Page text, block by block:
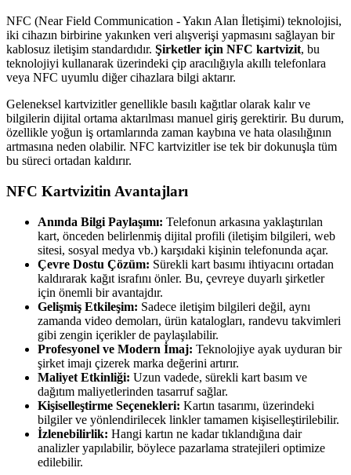
NFC (Near Field Communication - Yakın Alan İletişimi) teknolojisi,
iki cihazın birbirine yakınken veri alışverişi yapmasını sağlayan bir
kablosuz iletişim standardıdır. Şirketler için NFC kartvizit, bu
teknolojiyi kullanarak üzerindeki çip aracılığıyla akıllı telefonlara
veya NFC uyumlu diğer cihazlara bilgi aktarır.
Geleneksel kartvizitler genellikle basılı kağıtlar olarak kalır ve
bilgilerin dijital ortama aktarılması manuel giriş gerektirir. Bu durum,
özellikle yoğun iş ortamlarında zaman kaybına ve hata olasılığının
artmasına neden olabilir. NFC kartvizitler ise tek bir dokunuşla tüm
bu süreci ortadan kaldırır.
NFC Kartvizitin Avantajları
Anında Bilgi Paylaşımı: Telefonun arkasına yaklaştırılan
kart, önceden belirlenmiş dijital profili (iletişim bilgileri, web
sitesi, sosyal medya vb.) karşıdaki kişinin telefonunda açar.
Çevre Dostu Çözüm: Sürekli kart basımı ihtiyacını ortadan
kaldırarak kağıt israfını önler. Bu, çevreye duyarlı şirketler
için önemli bir avantajdır.
Gelişmiş Etkileşim: Sadece iletişim bilgileri değil, aynı
zamanda video demoları, ürün katalogları, randevu takvimleri
gibi zengin içerikler de paylaşılabilir.
Profesyonel ve Modern İmaj: Teknolojiye ayak uyduran bir
şirket imajı çizerek marka değerini artırır.
Maliyet Etkinliği: Uzun vadede, sürekli kart basım ve
dağıtım maliyetlerinden tasarruf sağlar.
Kişiselleştirme Seçenekleri: Kartın tasarımı, üzerindeki
bilgiler ve yönlendirilecek linkler tamamen kişiselleştirilebilir.
İzlenebilirlik: Hangi kartın ne kadar tıklandığına dair
analizler yapılabilir, böylece pazarlama stratejileri optimize
edilebilir.